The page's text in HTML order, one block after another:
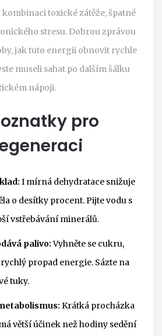
kombinaci toxické zátěže, špatné
stresu. Dobrou zprávou
jak tuto energii obnovit rychle
museli sahat po dalším šálku
nápoji.
pro
I mírná dehydratace snižuje
o desítky procent. Pijte vodu s
vstřebávání minerálů.
palivo:Vyhněte se cukru,
propad energie. Sázte na
tuky.
Krátká procházka
větší účinek než hodiny sedění